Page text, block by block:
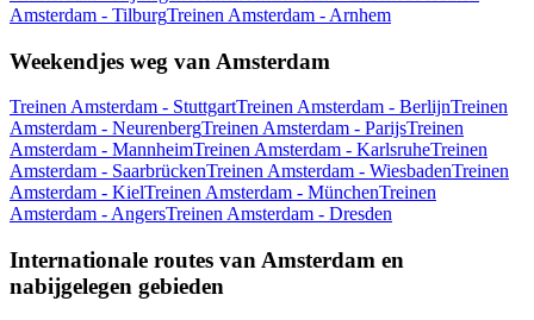
Amsterdam - TilburgTreinen Amsterdam - Arnhem
Weekendjes weg van Amsterdam
Treinen Amsterdam - StuttgartTreinen Amsterdam - BerlijnTreinen
Amsterdam - NeurenbergTreinen Amsterdam - ParijsTreinen
Amsterdam - MannheimTreinen Amsterdam - KarlsruheTreinen
Amsterdam - SaarbrückenTreinen Amsterdam - WiesbadenTreinen
Amsterdam - KielTreinen Amsterdam - MünchenTreinen
Amsterdam - AngersTreinen Amsterdam - Dresden
Internationale routes van Amsterdam en
nabijgelegen gebieden